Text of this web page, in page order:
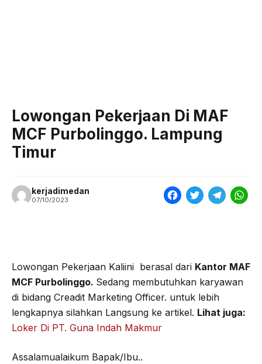
Lowongan Pekerjaan Di MAF
MCF Purbolinggo. Lampung
Timur
kerjadimedan
07/10/2023
F
b
o
o
T
t
e
r
T
g
r
a
W
s
A
p
Lowongan Pekerjaan Kaliini berasal dari Kantor MAF
MCF Purbolinggo. Sedang membutuhkan karyawan
di bidang Creadit Marketing Officer. untuk lebih
lengkapnya silahkan Langsung ke artikel. Lihat juga:
Loker Di PT. Guna Indah Makmur
Assalamualaikum Bapak/Ibu..